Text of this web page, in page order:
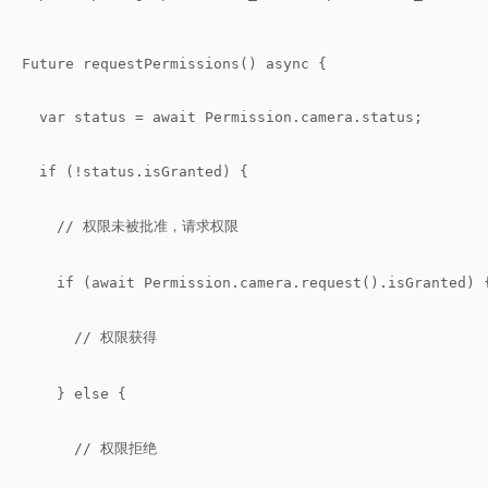
Future requestPermissions() async {
  var status = await Permission.camera.status;
  if (!status.isGranted) {
    // 权限未被批准，请求权限
if (await Permission.camera.request().isGranted)
      // 权限获得
    } else {
      // 权限拒绝